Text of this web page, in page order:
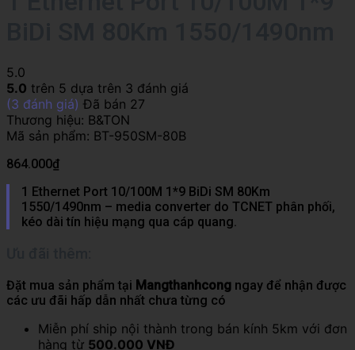
5.0
5.0 trên 5 dựa trên 3 đánh giá
(3 đánh giá) Đã bán 27
Thương hiệu: B&TON
Mã sản phẩm: BT-950SM-80B
864.000₫
1 Ethernet Port 10/100M 1*9 BiDi SM 80Km
1550/1490nm – media converter do TCNET phân phối,
kéo dài tín hiệu mạng qua cáp quang.
Đặt mua sản phẩm tại Mangthanhcong ngay để nhận được
các ưu đãi hấp dẫn nhất chưa từng có
Miễn phí ship nội thành trong bán kính 5km với đơn
hàng từ 500.000 VNĐ